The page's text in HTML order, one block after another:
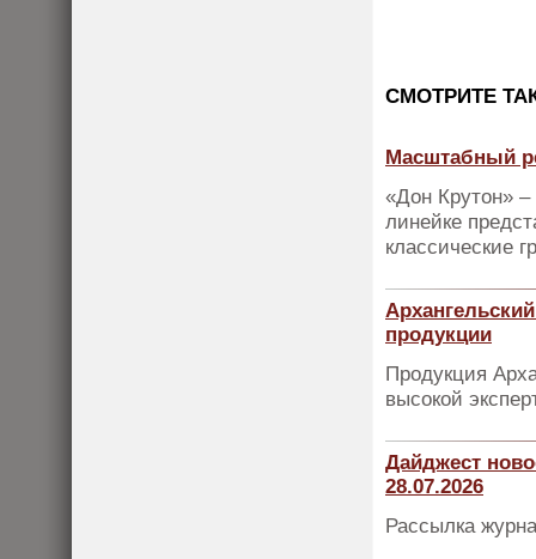
CМОТРИТЕ
Масштабный
«Дон Крутон» –
линейке
классические
продукции
Продукция
высокой
Дайджест
28.07.2026
Рассылка